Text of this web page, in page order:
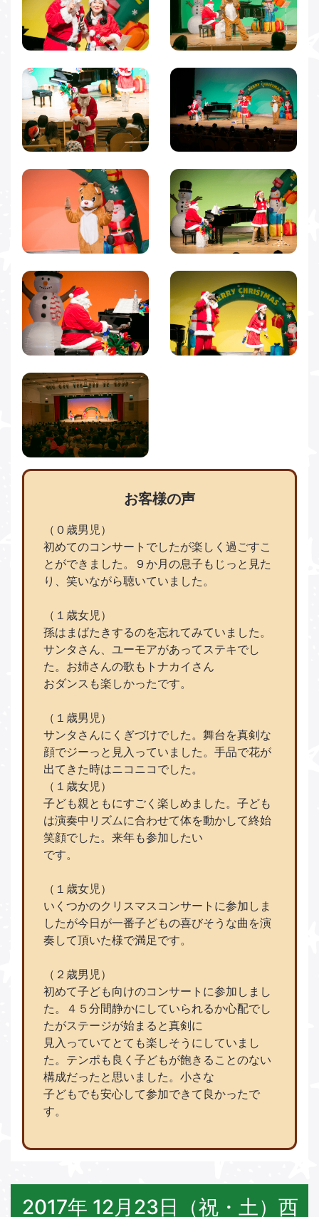
お客様の声
（０歳男児）
初めてのコンサートでしたが楽しく過ごすこ
とができました。９か月の息子もじっと見た
り、笑いながら聴いていました。
（１歳女児）
孫はまばたきするのを忘れてみていました。
サンタさん、ユーモアがあってステキでし
た。お姉さんの歌もトナカイさん
おダンスも楽しかったです。
（１歳男児）
サンタさんにくぎづけでした。舞台を真剣な
顔でジーっと見入っていました。手品で花が
出てきた時はニコニコでした。
（１歳女児）
子ども親ともにすごく楽しめました。子ども
は演奏中リズムに合わせて体を動かして終始
笑顔でした。来年も参加したい
です。
（１歳女児）
いくつかのクリスマスコンサートに参加しま
したが今日が一番子どもの喜びそうな曲を演
奏して頂いた様で満足です。
（２歳男児）
初めて子ども向けのコンサートに参加しまし
た。４５分間静かにしていられるか心配でし
たがステージが始まると真剣に
見入っていてとても楽しそうにしていまし
た。テンポも良く子どもが飽きることのない
構成だったと思いました。小さな
子どもでも安心して参加できて良かったで
す。
2017年 12月23日（祝・土）西